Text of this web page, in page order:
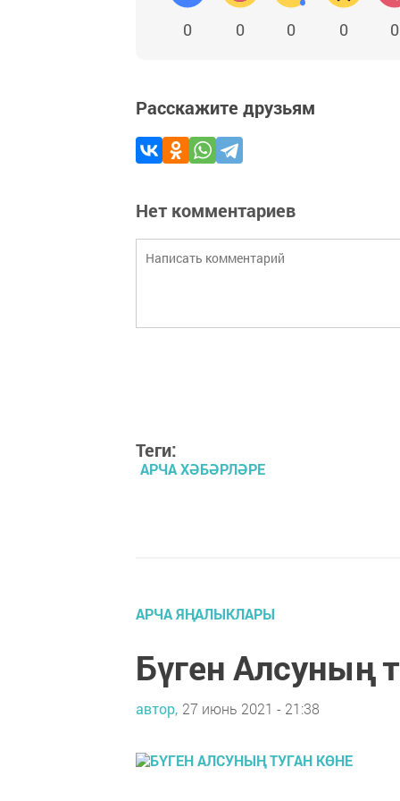
0 0 0 0 0
Расскажите друзьям
Нет комментариев
Теги:
АРЧА ХӘБӘРЛӘРЕ
АРЧА ЯҢАЛЫКЛАРЫ
Бүген Алсуның
автор, 27 июнь 2021 - 21:38